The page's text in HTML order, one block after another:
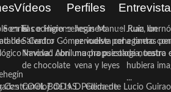
en la
de
Sonrisas e Higiene
de ‘Centro
Innova’. Abril
Contrarreloj’ de la
Vídeos
El cocinero ceheginero
Salvador Gómez vuelve por
Navidad con una propuesta
de chocolate
COOL BODAS. Pedida de
Perfiles
Jesús Manuel Ruiz, un
periodista ceheginero con
mucha psicología, teatro
vena y leyes
D. Clemente Lucio Guirao
Juan
a tantas
de nuestra
hubiera
...